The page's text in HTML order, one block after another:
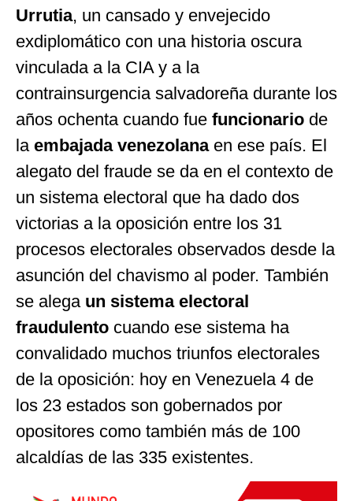
Urrutia, un cansado y envejecido
exdiplomático con una historia oscura
vinculada a la CIA y a la
contrainsurgencia salvadoreña durante los
años ochenta cuando fue funcionario de
la embajada venezolanaen ese país. El
alegato del fraude se da en el contexto de
un sistema electoral que ha dado dos
victorias a la oposición entre los 31
procesos electorales observados desde la
asunción del chavismo al poder. También
se alega un sistema electoral
fraudulento cuando ese sistema ha
convalidado muchos triunfos electorales
de la oposición: hoy en Venezuela 4 de
los 23 estados son gobernados por
opositores como también más de 100
alcaldías de las 335 existentes.